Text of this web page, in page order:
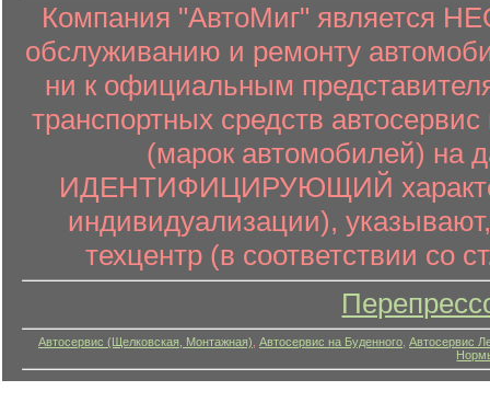
Компания "АвтоМиг" является
обслуживанию и ремонту
ни к официальным
транспортных средств
(марок автомобилей) на
ИДЕНТИФИЦИРУЮЩИЙ характер
индивидуализации),
техцентр (в соответствии со
Автосервис (Щелковская, Монтажная) Автосервис на Буденного Автосервис